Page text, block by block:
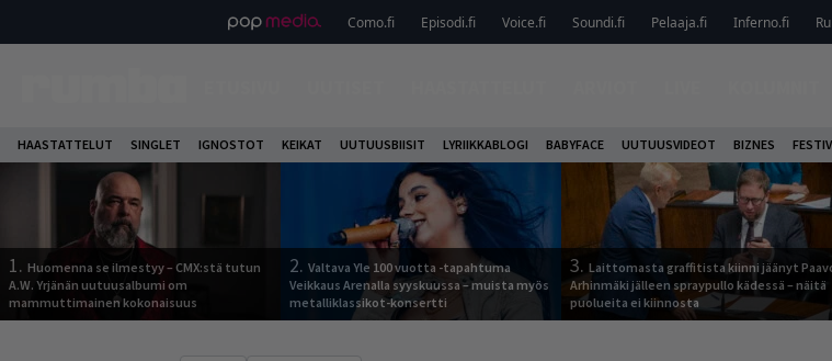
Como.fi Episodi.fi Voice.fi Soundi.fi Pelaaja.fi Inferno.fi
HAASTATTELUT SINGLET IGNOSTOT KEIKAT UUTUUSBIISIT LYRIIKKABLOGI BABYFACE UUTUUSVIDEOT BIZNES
1. Huomenna se ilmestyy – CMX:stä tutun
A.W. Yrjänän uutuusalbumi om
mammuttimainen kokonaisuus
2. Valtava Yle 100 vuotta -tapahtuma
Veikkaus Arenalla syyskuussa – muista myös
metalliklassikot-konsertti
3. Laittomasta graffitista kiinni jäänyt
Arhinmäki jälleen spraypullo kädessä – näitä
puolueita ei kiinnosta